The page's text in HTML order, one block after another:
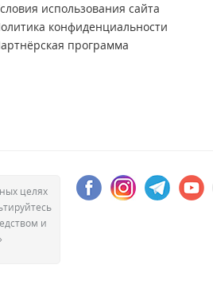
использования сайта
конфиденциальности
программа
целях
и